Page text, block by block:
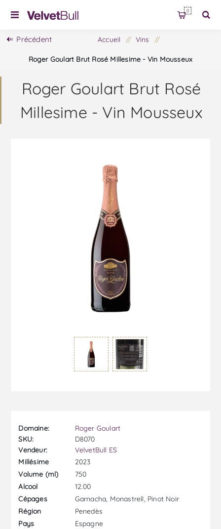
0
Précédent Accueil / Vins /
Roger Goulart Brut Rosé Millesime - Vin Mousseux
Roger Goulart Brut Rosé
Millesime - Vin Mousseux
Domaine:
Roger Goulart
SKU:
D8070
Vendeur:
VelvetBull ES
Millésime
2023
Volume (ml)
750
Alcool
12.00
Cépages
Garnacha, Monastrell, Pinot Noir
Région
Penedès
Pays
Espagne